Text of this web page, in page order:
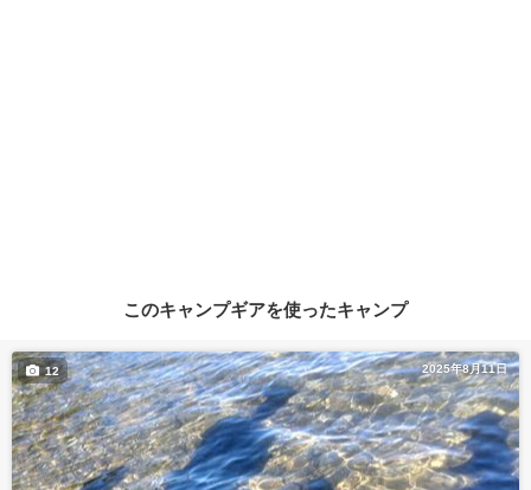
このキャンプギアを使ったキャンプ
2025年8月11日
12